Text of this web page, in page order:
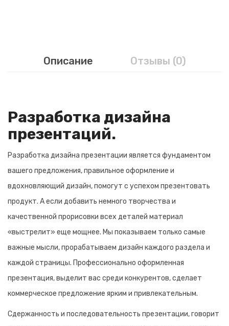
Описание Отзывы (0)
Разработка дизайна
презентаций.
Разработка дизайна презентации является фундаментом
вашего предложения, правильное оформление и
вдохновляющий дизайн, помогут с успехом презентовать
продукт. А если добавить немного творчества и
качественной прорисовки всех деталей материал
«выстрелит» еще мощнее. Мы показываем только самые
важные мысли, прорабатываем дизайн каждого раздела и
каждой страницы. Профессионально оформленная
презентация, выделит вас среди конкурентов, сделает
коммерческое предложение ярким и привлекательным.
Сдержанность и последовательность презентации, говорит